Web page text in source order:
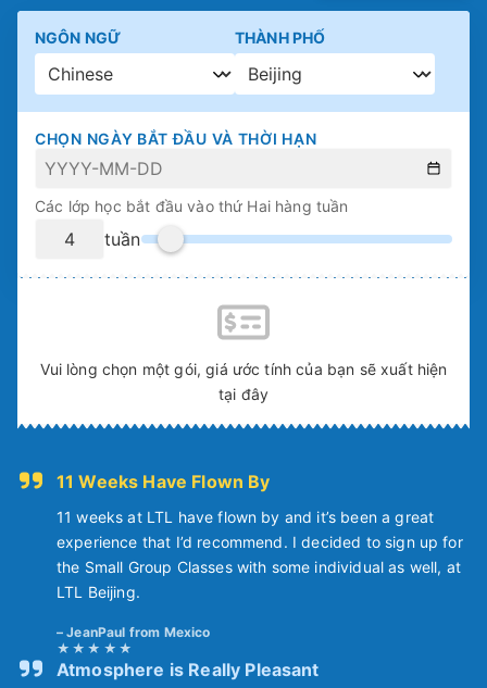
NGÔN NGỮ THÀNH PHỐ
CHỌN NGÀY BẮT ĐẦU VÀ THỜI HẠN
Các lớp học bắt đầu vào thứ Hai hàng tuần
tuần
Vui lòng chọn một gói, giá ước tính của bạn sẽ xuất hiện
tại đây
11 Weeks Have Flown By
11 weeks at LTL have flown by and it’s been a great
experience that I’d recommend. I decided to sign up for
the Small Group Classes with some individual as well, at
LTL Beijing.
JeanPaul from Mexico
Atmosphere is Really Pleasant